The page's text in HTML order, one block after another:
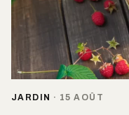
JARDIN · 15 AOÛT